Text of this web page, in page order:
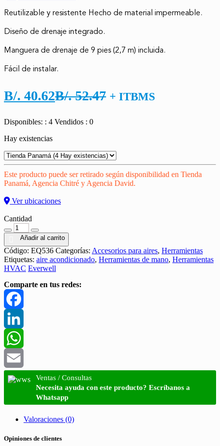
Reutilizable y resistente Hecho de material impermeable.
Diseño de drenaje integrado.
Manguera de drenaje de 9 pies (2,7 m) incluida.
Fácil de instalar.
B/. 40.62El
actual
B/. 40.62.
B/.52.47 El
B/. 52.47.
+ ITBMS
Disponibles: : 4 Vendidos : 0
Hay existencias
Este producto puede ser retirado según disponibilidad en Tienda
Panamá, Agencia Chitré y Agencia David.
Ver ubicaciones
Cantidad
Añadir al carrito
Código: EQ536 Categorías: Accesorios para aires, Herramientas
Etiquetas: aire acondicionado, Herramientas de mano, Herramientas
HVAC Everwell
Comparte en tus redes:
Facebook
LinkedIn
WhatsApp
Email
Ventas / Consultas
Necesita ayuda con este producto? Escríbanos a
Whatsapp
Valoraciones (0)
Opiniones de clientes